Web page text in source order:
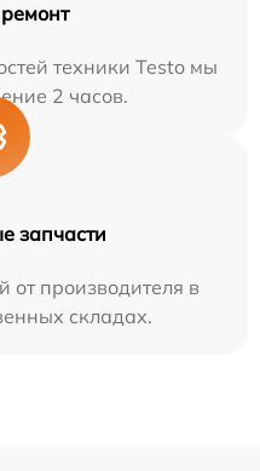
техники Testo мы
2 часов.
запчасти
от производителя в
складах.